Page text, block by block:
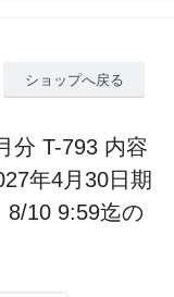
ショップへ戻る
分 T-793 内容
年4月30日期
10 9:59迄の